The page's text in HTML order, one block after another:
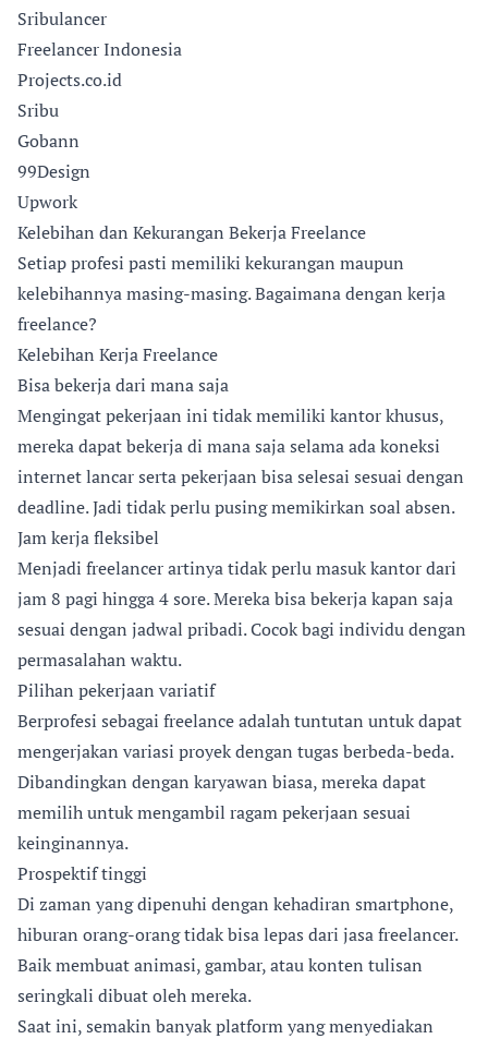
Sribulancer
Freelancer Indonesia
Projects.co.id
Sribu
Gobann
99Design
Upwork
Kelebihan dan Kekurangan Bekerja Freelance
Setiap profesi pasti memiliki kekurangan maupun
kelebihannya masing-masing. Bagaimana dengan kerja
freelance?
Kelebihan Kerja Freelance
Bisa bekerja dari mana saja
Mengingat pekerjaan ini tidak memiliki kantor khusus,
mereka dapat bekerja di mana saja selama ada koneksi
internet lancar serta pekerjaan bisa selesai sesuai dengan
deadline. Jadi tidak perlu pusing memikirkan soal absen.
Jam kerja fleksibel
Menjadi freelancer artinya tidak perlu masuk kantor dari
jam 8 pagi hingga 4 sore. Mereka bisa bekerja kapan saja
sesuai dengan jadwal pribadi. Cocok bagi individu dengan
permasalahan waktu.
Pilihan pekerjaan variatif
Berprofesi sebagai freelance adalah tuntutan untuk dapat
mengerjakan variasi proyek dengan tugas berbeda-beda.
Dibandingkan dengan karyawan biasa, mereka dapat
memilih untuk mengambil ragam pekerjaan sesuai
keinginannya.
Prospektif tinggi
Di zaman yang dipenuhi dengan kehadiran smartphone,
hiburan orang-orang tidak bisa lepas dari jasa freelancer.
Baik membuat animasi, gambar, atau konten tulisan
seringkali dibuat oleh mereka.
Saat ini, semakin banyak platform yang menyediakan